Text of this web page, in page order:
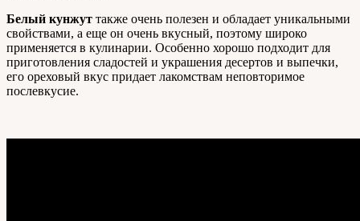
Белый кунжут также очень полезен и обладает уникальными
свойствами, а еще он очень вкусный, поэтому широко
применяется в кулинарии. Особенно хорошо подходит для
приготовления сладостей и украшения десертов и выпечки,
его ореховый вкус придает лакомствам неповторимое
послевкусие.